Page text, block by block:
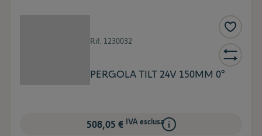
Rif. 1230032
PERGOLA TILT 24V 150MM 0°
508,05 € IVA esclusa